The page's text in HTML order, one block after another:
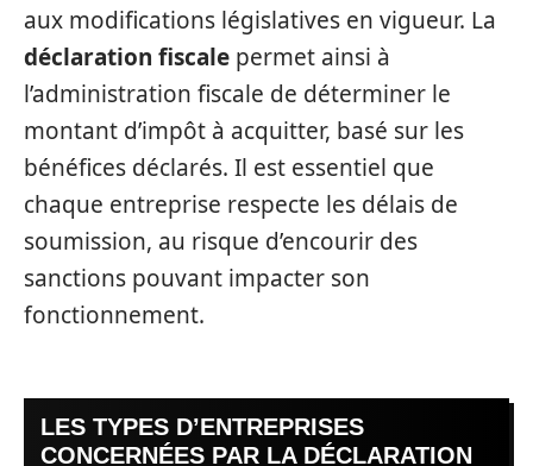
aux modifications législatives en vigueur. La
déclaration fiscale permet ainsi à
l’administration fiscale de déterminer le
montant d’impôt à acquitter, basé sur les
bénéfices déclarés. Il est essentiel que
chaque entreprise respecte les délais de
soumission, au risque d’encourir des
sanctions pouvant impacter son
fonctionnement.
LES TYPES D’ENTREPRISES
CONCERNÉES PAR LA DÉCLARATION